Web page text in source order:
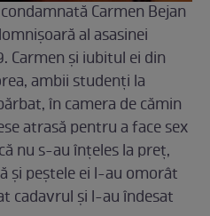
Carmen Bejan
al asasinei
Carmen și iubitul ei din
ambii studenți la
în camera de cămin
atrasă pentru a face sex
nu s-au înțeles la preț,
și peștele ei l-au omorât
cadavrul și l-au îndesat